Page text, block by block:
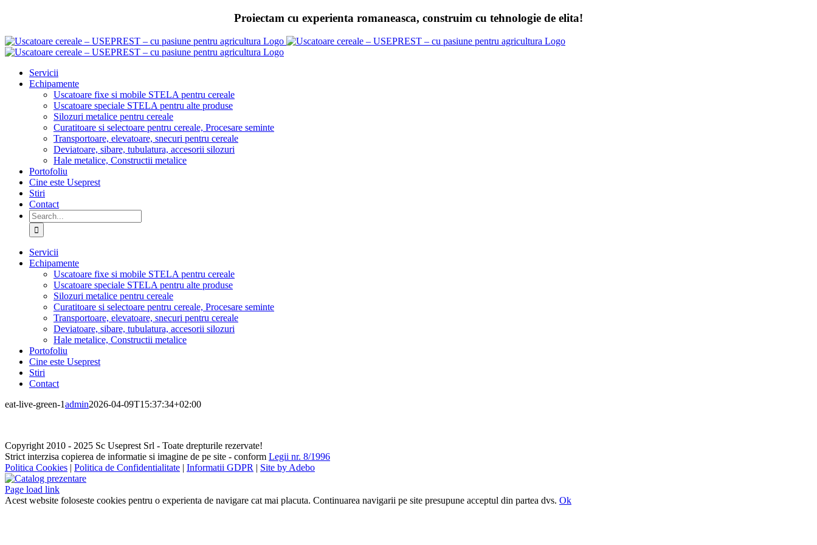
content
Proiectam cu experienta romaneasca, construim cu tehnologie de elita!
Servicii
Echipamente
Uscatoare fixe si mobile STELA pentru cereale
Uscatoare speciale STELA pentru alte produse
Silozuri metalice pentru cereale
Curatitoare si selectoare pentru cereale, Procesare seminte
Transportoare, elevatoare, snecuri pentru cereale
Deviatoare, sibare, tubulatura, accesorii silozuri
Hale metalice, Constructii metalice
Portofoliu
Cine este Useprest
Stiri
Contact
Search
for:
Servicii
Echipamente
Uscatoare fixe si mobile STELA pentru cereale
Uscatoare speciale STELA pentru alte produse
Silozuri metalice pentru cereale
Curatitoare si selectoare pentru cereale, Procesare seminte
Transportoare, elevatoare, snecuri pentru cereale
Deviatoare, sibare, tubulatura, accesorii silozuri
Hale metalice, Constructii metalice
Portofoliu
Cine este Useprest
Stiri
Contact
eat-live-green-1admin2026-04-09T15:37:34+02:00
Copyright 2010 - 2025 Sc Useprest Srl - Toate drepturile rezervate!
Strict interzisa copierea de informatie si imagine de pe site - conform Legii nr. 8/1996
Politica Cookies | Politica de Confidentialitate | Informatii GDPR | Site by Adebo
Facebook
Pinterest
YouTube
Email
Catalog
prezentare
Page load link
Acest website foloseste cookies pentru o experienta de navigare cat mai placuta. Continuarea navigarii pe site presupune acceptul din partea dvs. Ok